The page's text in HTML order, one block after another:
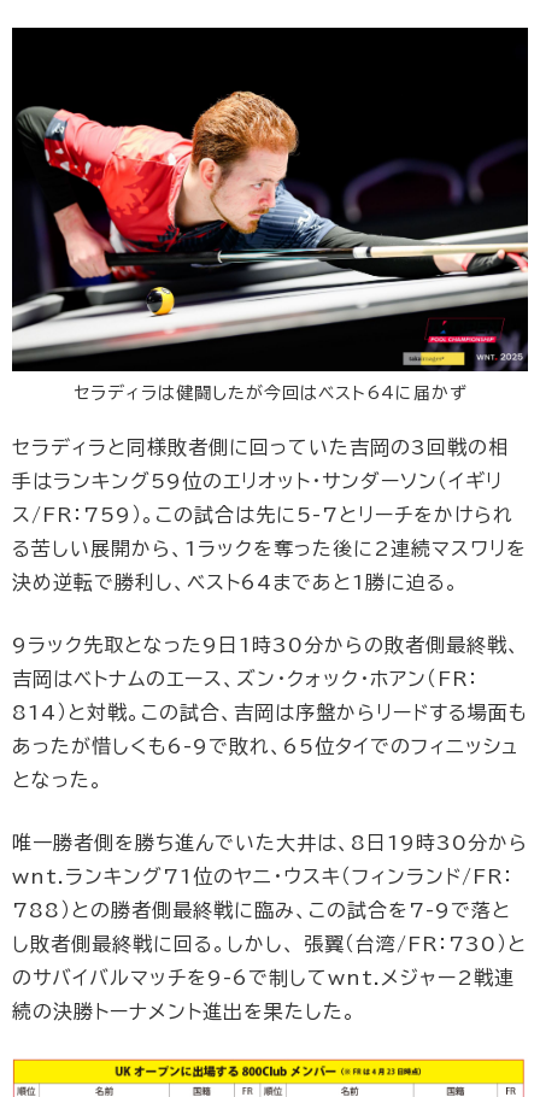
セラディラは健闘したが今回はベスト64に届かず
セラディラと同様敗者側に回っていた吉岡の3回戦の相
手はランキング59位のエリオット・サンダーソン（イギリ
ス/FR：759）。この試合は先に5-7とリーチをかけられ
る苦しい展開から、1ラックを奪った後に2連続マスワリを
決め逆転で勝利し、ベスト64まであと1勝に迫る。
9ラック先取となった9日1時30分からの敗者側最終戦、
吉岡はベトナムのエース、ズン・クォック・ホアン（FR：
814）と対戦。この試合、吉岡は序盤からリードする場面も
あったが惜しくも6-9で敗れ、65位タイでのフィニッシュ
となった。
唯一勝者側を勝ち進んでいた大井は、8日19時30分から
wnt.ランキング71位のヤニ・ウスキ（フィンランド/FR：
788）との勝者側最終戦に臨み、この試合を7-9で落と
し敗者側最終戦に回る。しかし、 張翼（台湾/FR：730）と
のサバイバルマッチを9-6で制してwnt.メジャー2戦連
続の決勝トーナメント進出を果たした。